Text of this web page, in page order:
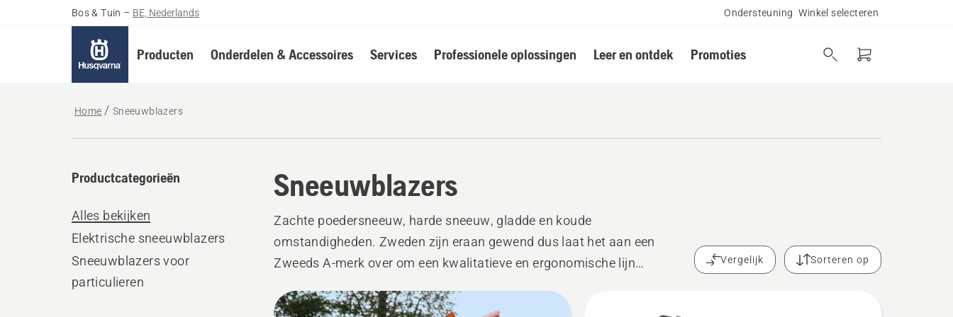
Bos & Tuin – BE, Nederlands Ondersteuning Winkel selecteren
Producten Onderdelen & Accessoires Services Professionele oplossingen Leer en ontdek Promoties
Home Sneeuwblazers
Sneeuwblazers
Productcategorieën
Alles bekijken
Elektrische sneeuwblazers
Sneeuwblazers voor
particulieren
Zachte poedersneeuw, harde sneeuw, gladde en koude
omstandigheden. Zweden zijn eraan gewend dus laat het aan een
Zweeds A-merk over om een kwalitatieve en ergonomische lijn
weersomstandigheden en kies de Husqvarna sneeuwblazer die bij u
Vergelijk Sorteren op
Alle